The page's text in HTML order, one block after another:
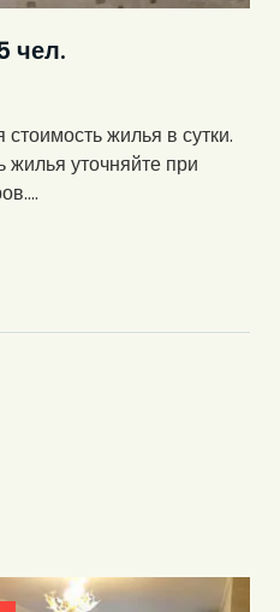
чел.
жилья в сутки.
жилья уточняйте при